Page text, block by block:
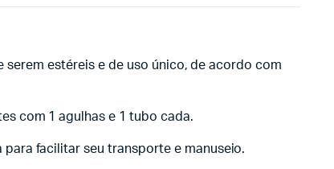
serem estéreis e de uso único, de acordo com
com 1 agulhas e 1 tubo cada.
facilitar seu transporte e manuseio.